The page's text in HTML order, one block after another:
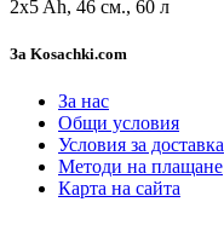
За Kosachki.com
За нас
Общи условия
Условия за доставка
Методи на плащане
Карта на сайта